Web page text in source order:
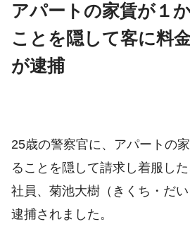
アパートの家賃が１
ことを隠して客に料
が逮捕
25歳の警察官に、 アパートの
ることを隠して請求し着服し
社員、菊池大樹（きくち・だ
逮捕されました。